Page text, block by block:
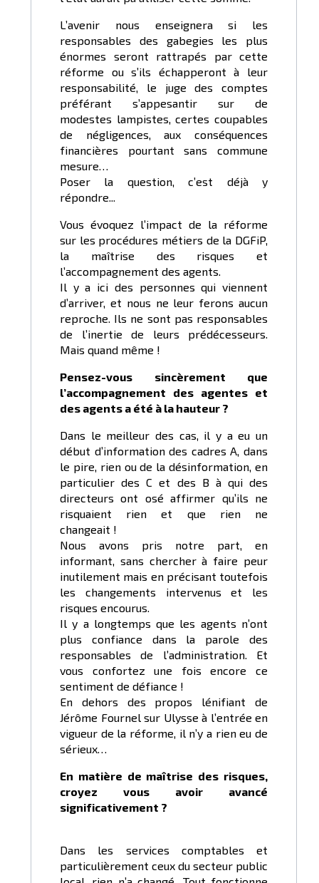
L’avenir nous enseignera si les
responsables des gabegies les plus
énormes seront rattrapés par cette
réforme ou s’ils échapperont à leur
responsabilité, le juge des comptes
préférant s’appesantir sur de
modestes lampistes, certes coupables
de négligences, aux conséquences
financières pourtant sans commune
mesure…
Poser la question, c’est déjà y
répondre...
Vous évoquez l’impact de la réforme
sur les procédures métiers de la DGFiP,
la maîtrise des risques et
l’accompagnement des agents.
Il y a ici des personnes qui viennent
d’arriver, et nous ne leur ferons aucun
reproche. Ils ne sont pas responsables
de l’inertie de leurs prédécesseurs.
Mais quand même !
Pensez-vous sincèrement que
l’accompagnement des agentes et
des agents a été à la hauteur ?
Dans le meilleur des cas, il y a eu un
début d’information des cadres A, dans
le pire, rien ou de la désinformation, en
particulier des C et des B à qui des
directeurs ont osé affirmer qu’ils ne
risquaient rien et que rien ne
changeait !
Nous avons pris notre part, en
informant, sans chercher à faire peur
inutilement mais en précisant toutefois
les changements intervenus et les
risques encourus.
Il y a longtemps que les agents n’ont
plus confiance dans la parole des
responsables de l’administration. Et
vous confortez une fois encore ce
sentiment de défiance !
En dehors des propos lénifiant de
Jérôme Fournel sur Ulysse à l’entrée en
vigueur de la réforme, il n’y a rien eu de
sérieux…
En matière de maîtrise des risques,
croyez vous avoir avancé
significativement ?
Dans les services comptables et
particulièrement ceux du secteur public